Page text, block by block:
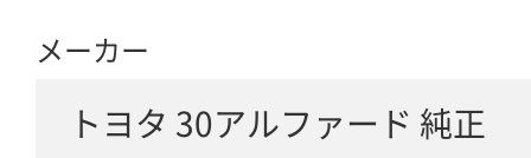
メーカー
トヨタ 30アルファード 純正